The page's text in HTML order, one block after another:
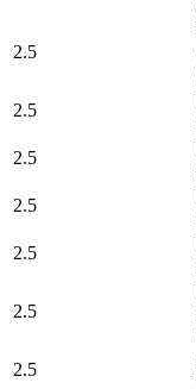
2.5
2.5
2.5
2.5
2.5
2.5
2.5